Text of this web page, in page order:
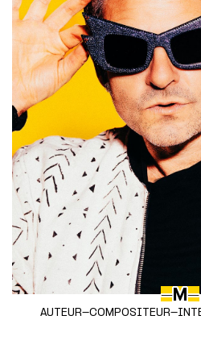
-M-
AUTEUR-COMPOSITEUR-